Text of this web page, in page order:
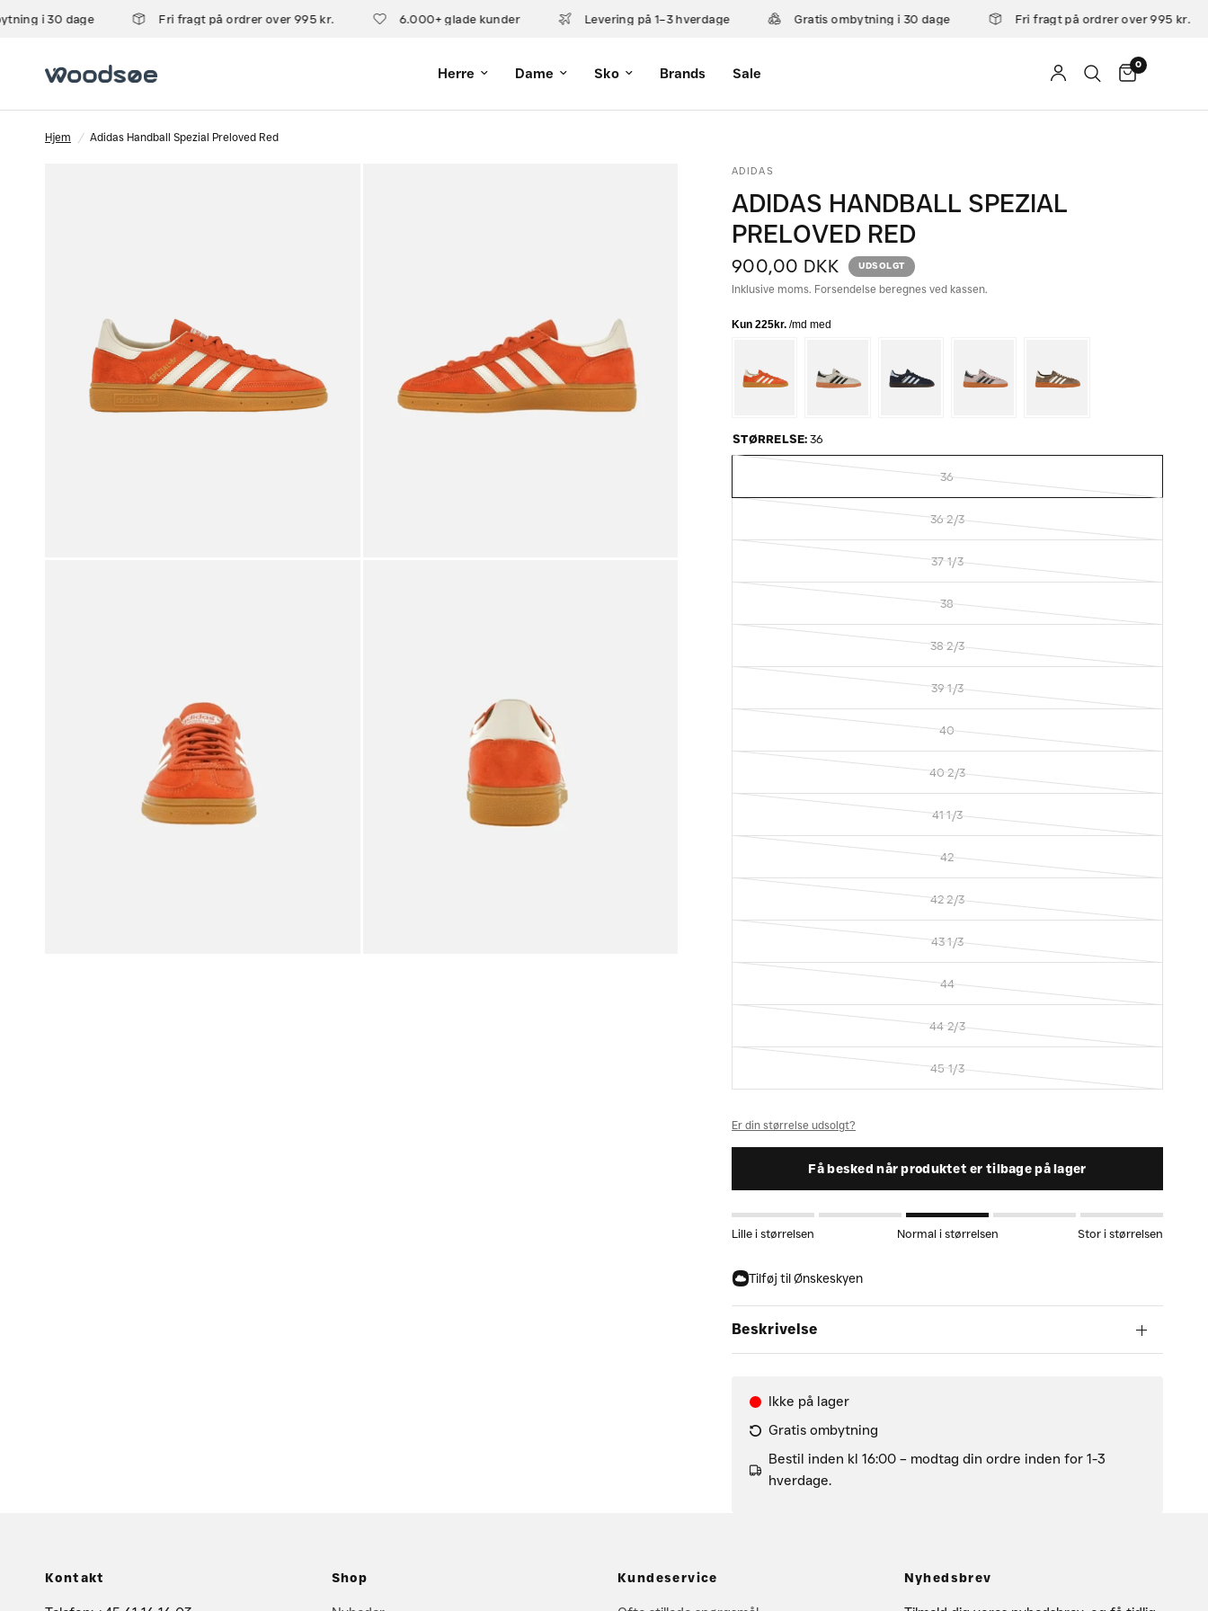
i 30 dage Fri fragt på ordrer over 995 kr. 6.000+ glade kunder Levering på 1–3 hverdage Gratis ombytning i 30 dage Fri fragt på ordrer over 995 kr.
Herre Dame Sko Brands Sale
0
Hjem / Adidas Handball Spezial Preloved Red
ADIDAS
ADIDAS HANDBALL SPEZIAL
PRELOVED RED
900,00 DKK UDSOLGT
Inklusive moms. Forsendelse beregnes ved kassen.
STØRRELSE:36
36
36 2/3
37 1/3
38
38 2/3
39 1/3
40
40 2/3
41 1/3
42
42 2/3
43 1/3
44
44 2/3
45 1/3
Er din størrelse udsolgt?
Få besked når produktet er tilbage på lager
Lille i størrelsen Normal i størrelsen Stor i størrelsen
Tilføj til Ønskeskyen
Beskrivelse
Ikke på lager
Gratis ombytning
Bestil inden kl 16:00 – modtag din ordre inden for 1-3
hverdage.
Kontakt Shop Kundeservice Nyhedsbrev